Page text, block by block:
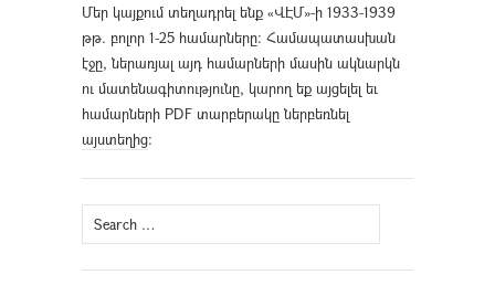
Մեր կայքում տեղադրել ենք «ՎԷՄ»-ի 1933-1939
թթ. բոլոր 1-25 համարները։ Համապատասխան
էջը, ներառյալ այդ համարների մասին ակնարկն
ու մատենագիտությունը, կարող եք այցելել եւ
համարների PDF տարբերակը ներբեռնել
այստեղից։
Search
for: